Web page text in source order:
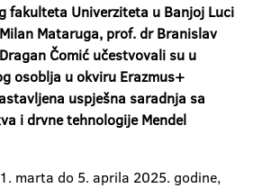
fakulteta Univerziteta u Banjoj Luci
Mataruga, prof. dr Branislav
Čomić učestvovali su u
osoblja u okviru Erazmus+
uspješna saradnja sa
i drvne tehnologije Mendel
marta do 5. aprila 2025. godine,